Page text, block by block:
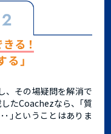
、その場疑問を解消で
たCoachezなら、｢質
･｣ということはありま